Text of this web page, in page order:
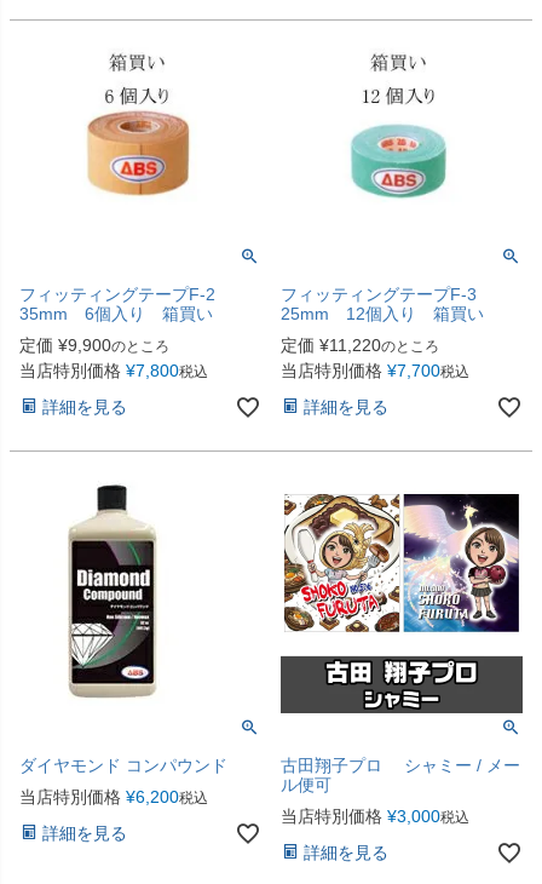
フィッティングテープF-2
35mm 6個入り 箱買い
定価 ¥9,900のところ
当店特別価格 ¥7,800税込
詳細を見る
フィッティングテープF-3
25mm 12個入り 箱買い
定価 ¥11,220のところ
当店特別価格 ¥7,700税込
詳細を見る
ダイヤモンド コンパウンド
当店特別価格 ¥6,200税込
詳細を見る
古田翔子プロ シャミー / メー
ル便可
当店特別価格 ¥3,000税込
詳細を見る